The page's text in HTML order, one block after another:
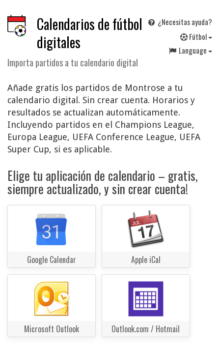
Calendarios de fútbol
digitales
Importa partidos a tu calendario digital
¿Necesitas ayuda?
Fútbol
Language
Añade gratis los partidos de Montrose a tu
calendario digital. Sin crear cuenta. Horarios y
resultados se actualizan automáticamente.
Incluyendo partidos en el Champions League,
Europa League, UEFA Conference League, UEFA
Super Cup, si es aplicable.
Elige tu aplicación de calendario – gratis,
siempre actualizado, y sin crear cuenta!
Google Calendar Apple iCal
Microsoft Outlook Outlook.com / Hotmail